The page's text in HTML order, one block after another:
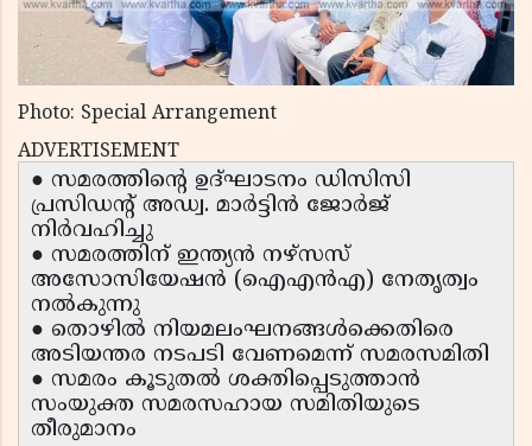
Photo: Special Arrangement
ADVERTISEMENT
● സമരത്തിന്റെ ഉദ്ഘാടനം ഡിസിസി
പ്രസിഡന്റ് അഡ്വ. മാർട്ടിൻ ജോർജ്
നിർവഹിച്ചു
● സമരത്തിന് ഇന്ത്യൻ നഴ്‌സസ്
അസോസിയേഷൻ (ഐഎൻഎ) നേതൃത്വം
നൽകുന്നു
● തൊഴിൽ നിയമലംഘനങ്ങൾക്കെതിരെ
അടിയന്തര നടപടി വേണമെന്ന് സമരസമിതി
● സമരം കൂടുതൽ ശക്തിപ്പെടുത്താൻ
സംയുക്ത സമരസഹായ സമിതിയുടെ
തീരുമാനം